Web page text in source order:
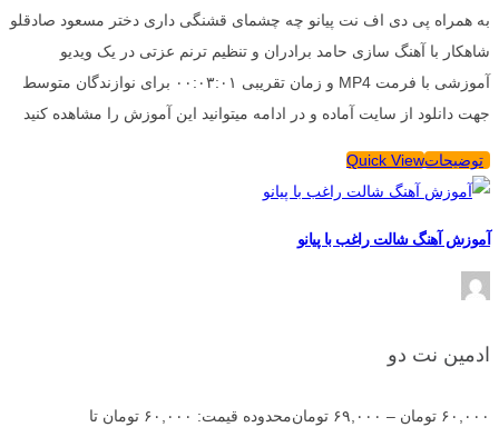
به همراه پی دی اف نت پیانو چه چشمای قشنگی داری دختر مسعود صادقلو
شاهکار با آهنگ سازی حامد برادران و تنظیم ترنم عزتی در یک ویدیو
آموزشی با فرمت MP4 و زمان تقریبی ۰۰:۰۳:۰۱ برای نوازندگان متوسط
جهت دانلود از سایت آماده و در ادامه میتوانید این آموزش را مشاهده کنید
توضیحاتQuick View
آموزش آهنگ شالت راغب با پیانو
ادمین نت دو
۶۰,۰۰۰ تومان – ۶۹,۰۰۰ تومان
محدوده قیمت: ۶۰,۰۰۰ تومان تا